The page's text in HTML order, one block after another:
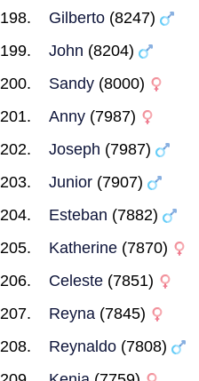
Gilberto (8247)
John (8204)
Sandy (8000)
Anny (7987)
Joseph (7987)
Junior (7907)
Esteban (7882)
Katherine (7870)
Celeste (7851)
Reyna (7845)
Reynaldo (7808)